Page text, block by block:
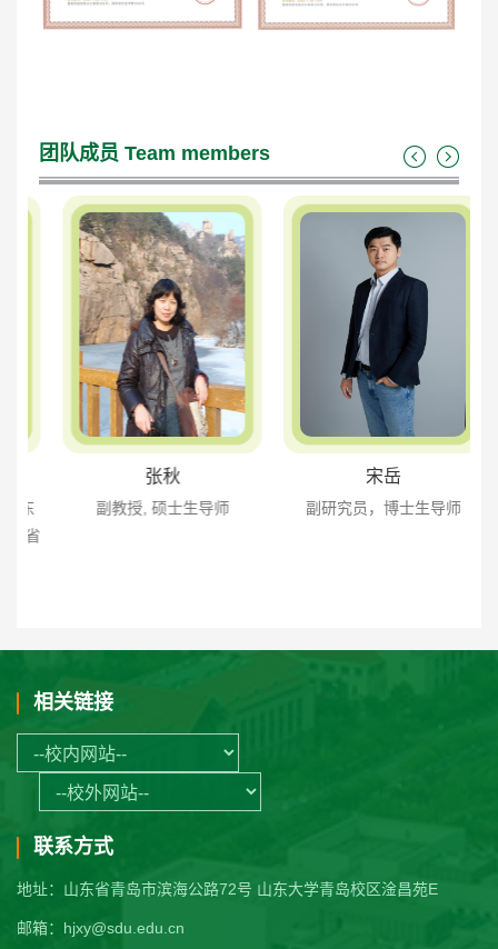
团队成员 Team members
张秋
副教授, 硕士生导师
宋岳
副研究员，博士生导师
相关链接
联系方式
地址：山东省青岛市滨海公路72号 山东大学青岛校区淦昌苑E
邮箱：hjxy@sdu.edu.cn